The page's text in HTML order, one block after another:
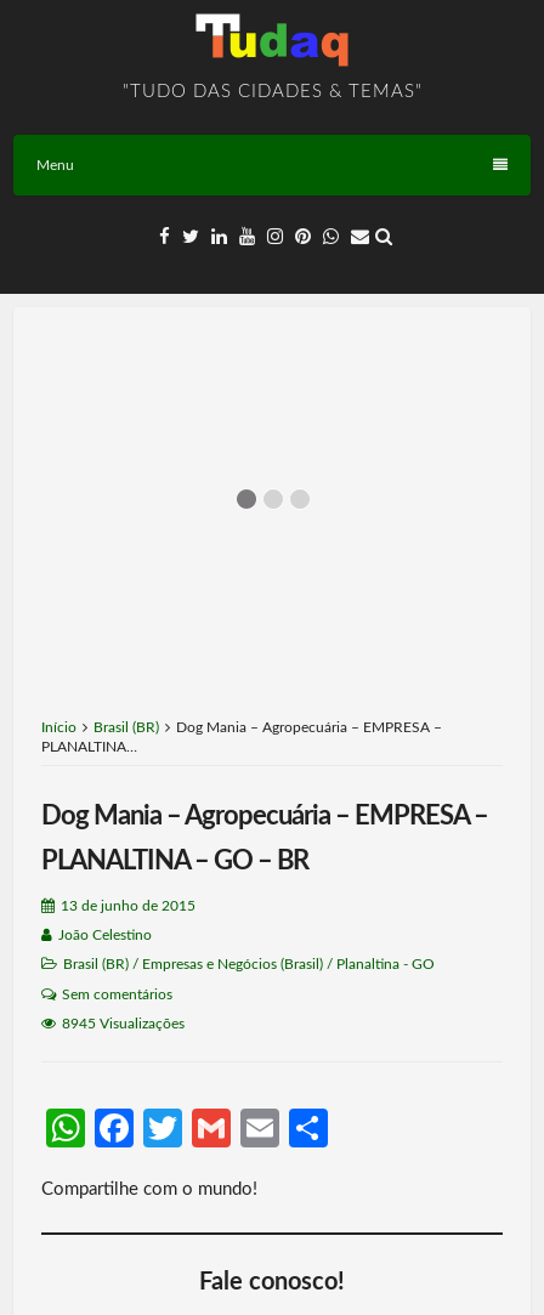
"TUDO DAS CIDADES & TEMAS"
Menu
Início Brasil (BR)
Dog Mania – Agropecuária – EMPRESA –
PLANALTINA…
Dog Mania – Agropecuária – EMPRESA –
PLANALTINA – GO – BR
13 de junho de 2015
João Celestino
Brasil (BR)/ Empresas e Negócios (Brasil)/ Planaltina - GO
Sem comentários
8945 Visualizações
W
at
s
Fa
b
o
T
itt
er
G
ail
E
e
Compartilhe com o mundo!
Fale conosco!